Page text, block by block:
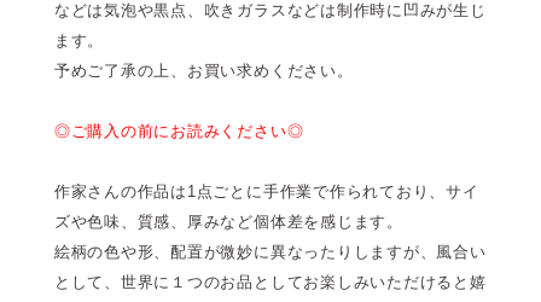
などは気泡や黒点、吹きガラスなどは制作時に凹みが生じ
ます。
予めご了承の上、お買い求めください。
◎ご購入の前にお読みください◎
作家さんの作品は1点ごとに手作業で作られており、サイ
ズや色味、質感、厚みなど個体差を感じます。
絵柄の色や形、配置が微妙に異なったりしますが、風合い
として、世界に１つのお品としてお楽しみいただけると嬉